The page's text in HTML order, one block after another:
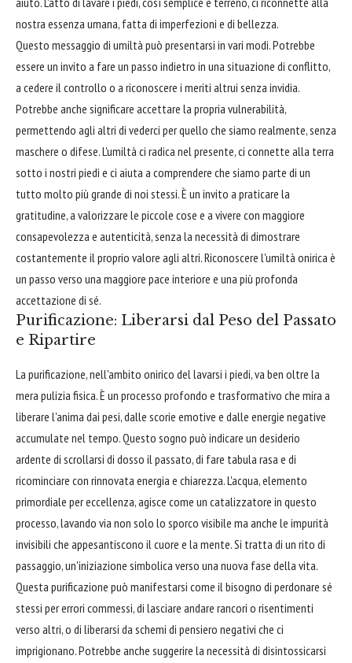
nostra essenza umana, fatta di imperfezioni e di bellezza.
Questo messaggio di umiltà può presentarsi in vari modi. Potrebbe
essere un invito a fare un passo indietro in una situazione di conflitto,
a cedere il controllo o a riconoscere i meriti altrui senza invidia.
Potrebbe anche significare accettare la propria vulnerabilità,
permettendo agli altri di vederci per quello che siamo realmente, senza
maschere o difese. L'umiltà ci radica nel presente, ci connette alla terra
sotto i nostri piedi e ci aiuta a comprendere che siamo parte di un
tutto molto più grande di noi stessi. È un invito a praticare la
gratitudine, a valorizzare le piccole cose e a vivere con maggiore
consapevolezza e autenticità, senza la necessità di dimostrare
costantemente il proprio valore agli altri. Riconoscere l'umiltà onirica è
un passo verso una maggiore pace interiore e una più profonda
accettazione di sé.
Purificazione: Liberarsi dal Peso del Passato
e Ripartire
La purificazione, nell'ambito onirico del lavarsi i piedi, va ben oltre la
mera pulizia fisica. È un processo profondo e trasformativo che mira a
liberare l'anima dai pesi, dalle scorie emotive e dalle energie negative
accumulate nel tempo. Questo sogno può indicare un desiderio
ardente di scrollarsi di dosso il passato, di fare tabula rasa e di
ricominciare con rinnovata energia e chiarezza. L'acqua, elemento
primordiale per eccellenza, agisce come un catalizzatore in questo
processo, lavando via non solo lo sporco visibile ma anche le impurità
invisibili che appesantiscono il cuore e la mente. Si tratta di un rito di
passaggio, un'iniziazione simbolica verso una nuova fase della vita.
Questa purificazione può manifestarsi come il bisogno di perdonare sé
stessi per errori commessi, di lasciare andare rancori o risentimenti
verso altri, o di liberarsi da schemi di pensiero negativi che ci
imprigionano. Potrebbe anche suggerire la necessità di disintossicarsi